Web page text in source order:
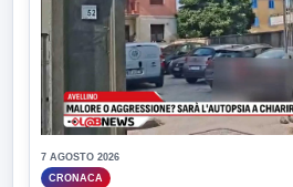
7 AGOSTO 2026
CRONACA